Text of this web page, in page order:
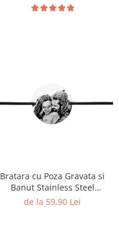
Bratara cu Poza Gravata si
Banut Stainless Steel
Personalizat
de la 59,90 Lei